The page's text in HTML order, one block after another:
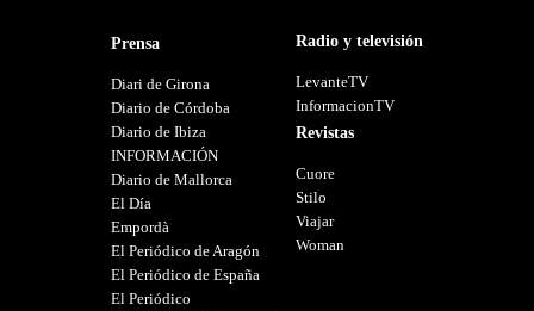
Prensa
Diari de Girona
Diario de Córdoba
Diario de Ibiza
INFORMACIÓN
Diario de Mallorca
El Día
Empordà
El Periódico de Aragón
El Periódico de España
El Periódico
Radio y televisión
LevanteTV
InformacionTV
Revistas
Cuore
Stilo
Viajar
Woman